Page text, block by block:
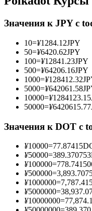
Копирование
Значения к JPY с
10=¥1284.12JPY
50=¥6420.62JPY
100=¥12841.23JPY
500=¥64206.16JPY
1000=¥128412.32
5000=¥642061.58
10000=¥1284123.15
50000=¥6420615.77
Значения к DOT с
¥10000=77.87415
¥50000=389.370753
¥100000=
¥500000=
¥1000000=
¥5000000=
¥10000000=